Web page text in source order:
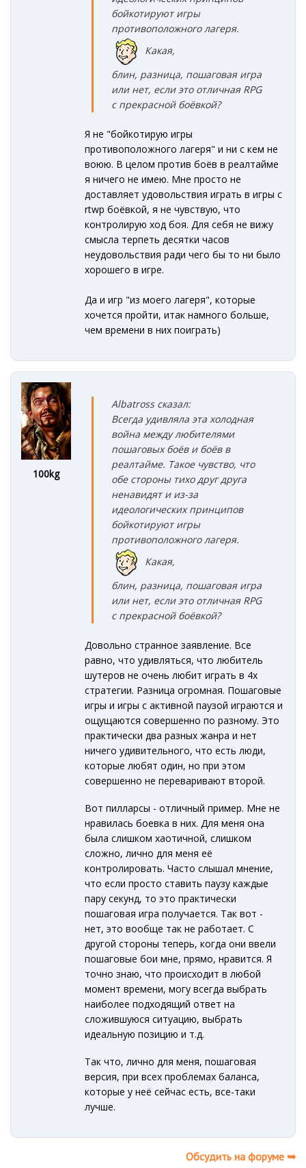
бойкотируют игры
противоположного лагеря.
Какая,
блин, разница, пошаговая игра
или нет, если это отличная RPG
c прекрасной боёвкой?
Я не "бойкотирую игры
противоположного лагеря" и ни с кем не
воюю. В целом против боёв в реалтайме
я ничего не имею. Мне просто не
доставляет удовольствия играть в игры с
rtwp боёвкой, я не чувствую, что
контролирую ход боя. Для себя не вижу
смысла терпеть десятки часов
неудовольствия ради чего бы то ни было
хорошего в игре.
Да и игр "из моего лагеря", которые
хочется пройти, итак намного больше,
чем времени в них поиграть)
100kg
Albatross сказал:
Всегда удивляла эта холодная
война между любителями
пошаговых боёв и боёв в
реалтайме. Такое чувство, что
обе стороны тихо друг друга
ненавидят и из-за
идеологических принципов
бойкотируют игры
противоположного лагеря.
Какая,
блин, разница, пошаговая игра
или нет, если это отличная RPG
c прекрасной боёвкой?
Довольно странное заявление. Все
равно, что удивляться, что любитель
шутеров не очень любит играть в 4х
стратегии. Разница огромная. Пошаговые
игры и игры с активной паузой играются и
ощущаются совершенно по разному. Это
практически два разных жанра и нет
ничего удивительного, что есть люди,
которые любят один, но при этом
совершенно не переваривают второй.
Вот пилларсы - отличный пример. Мне не
нравилась боевка в них. Для меня она
была слишком хаотичной, слишком
сложно, лично для меня её
контролировать. Часто слышал мнение,
что если просто ставить паузу каждые
пару секунд, то это практически
пошаговая игра получается. Так вот -
нет, это вообще так не работает. С
другой стороны теперь, когда они ввели
пошаговые бои мне, прямо, нравится. Я
точно знаю, что происходит в любой
момент времени, могу всегда выбрать
наиболее подходящий ответ на
сложившуюся ситуацию, выбрать
идеальную позицию и т.д.
Так что, лично для меня, пошаговая
версия, при всех проблемах баланса,
которые у неё сейчас есть, все-таки
лучше.
Обсудить на форуме ➥